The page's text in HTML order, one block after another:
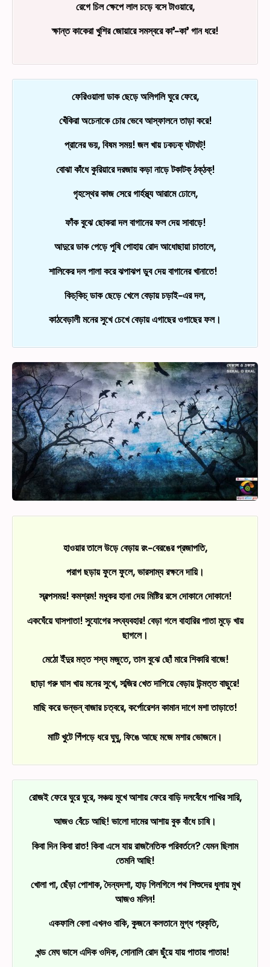
রেগে চিল ক্ষেপে লাল চড়ে বসে টাওয়ারে,
ক্ষান্ত কাকেরা খুশির জোয়ারে সমস্বরে কা’-কা’ গান ধরে!
ফেরিওয়ালা ডাক ছেড়ে অলিগলি ঘুরে ফেরে,
খেঁকিরা অচেনাকে চোর ভেবে আস্ফালনে তাড়া করে!
প্রানের ভয়, বিষম সময়! জল খায় ঢকঢক্‌ ঘটাঘট্‌!
বোঝা কাঁধে কুরিয়ারে দরজায় কড়া নাড়ে টকাটক্‌ ঠক্‌ঠক্‌!
গৃহস্থের কাজ সেরে গার্হস্থ্য আরামে ঢোলে,
ফাঁক বুঝে ছোকরা দল বাগানের ফল দেয় সাবাড়ে!
আদুরে ডাক পেড়ে পুষি পোহায় রোদ আধোছায়া চাতালে,
শালিকের দল পালা করে ঝপাঝপ ডুব দেয় বাগানের খানাতে!
কিচ্‌কিচ্‌ ডাক ছেড়ে খেলে বেড়ায় চড়াই-এর দল,
কাঠবেড়ালী মনের সুখে চেখে বেড়ায় এগাছের ওগাছের ফল।
হাওয়ার তালে উড়ে বেড়ায় রং-বেরঙের প্রজাপতি,
পরাগ ছড়ায় ফুলে ফুলে, ভারসাম্য রক্ষনে দায়ি।
স্বল্পসময়! কমশ্রম! মধুকর হানা দেয় মিষ্টির রসে দোকানে দোকানে!
একঘেঁয়ে ঘাসপাতা! সুযোগের সৎব্যবহার! বেড়া গলে বাহারির পাতা মুড়ে খায়
ছাগলে।
মেঠো ইঁদুর মত্ত শস্য মজুতে, তাল বুঝে ছোঁ মারে শিকারি বাজে!
ছাড়া গরু ঘাস খায় মনের সুখে, সব্জির খেত দাপিয়ে বেড়ায় উন্মত্ত বাছুরে!
মাছি করে ভন্‌ভন্‌ বাজার চত্বরে, কর্পোরেশন কামান দাগে মশা তাড়াতে!
মাটি খুটে পিঁপড়ে ধরে ঘুঘু, ফিঙে আছে মজে মশার ভোজনে।
রোজই ফেরে ঘুরে ঘুরে, সঞ্চয় মুখে আশায় ফেরে বাড়ি দলবেঁধে পাখির সারি,
আজও বেঁচে আছি! ভালো দামের আশায় বুক বাঁধে চাষি।
কিবা দিন কিবা রাত! কিবা এসে যায় রাজনৈতিক পরিবর্তনে? যেমন ছিলাম
তেমনি আছি!
খোলা পা, ছেঁড়া পোশাক, দৈন্যদশা, হাড় গিলগিলে পথ শিশুদের ধুলায় মুখ
আজও মলিন!
একফালি বেলা এখনও বাকি, কুজনে কলতানে মুগ্ধ প্রকৃতি,
খন্ড মেঘ ভাসে এদিক ওদিক, সোনালি রোদ ছুঁয়ে যায় পাতায় পাতায়!